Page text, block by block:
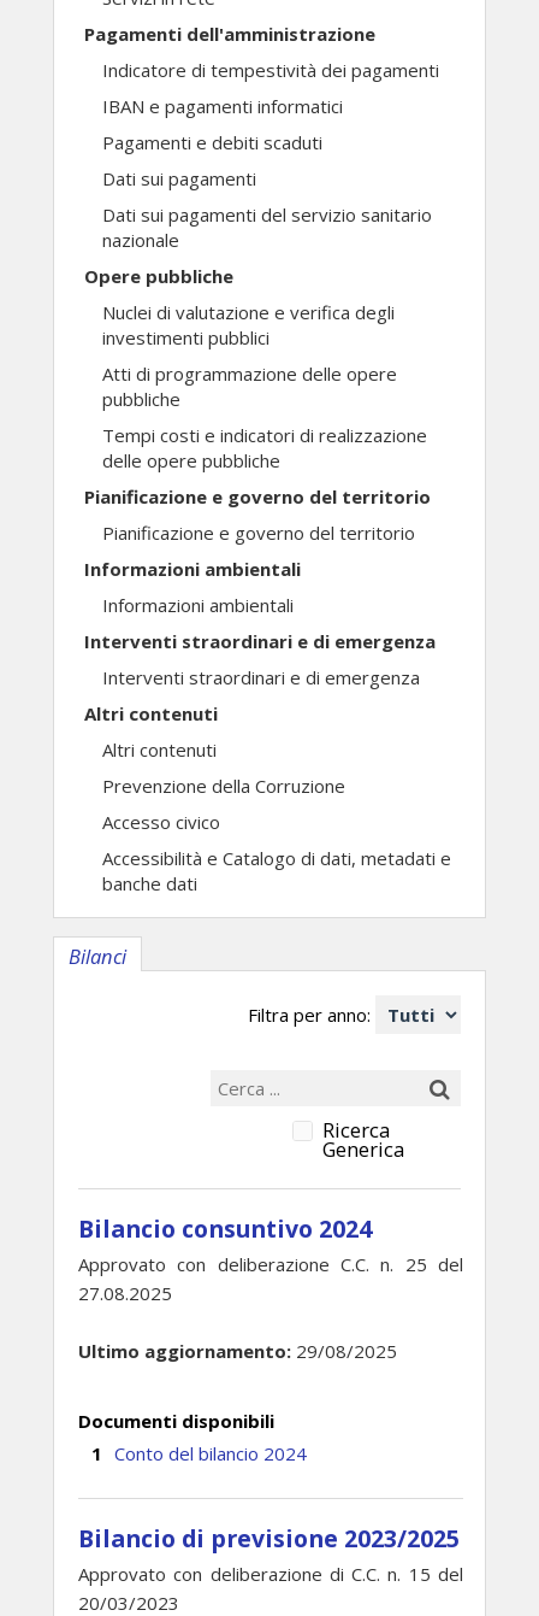
Pagamenti dell'amministrazione
Indicatore di tempestività dei pagamenti
IBAN e pagamenti informatici
Pagamenti e debiti scaduti
Dati sui pagamenti
Dati sui pagamenti del servizio sanitario
nazionale
Opere pubbliche
Nuclei di valutazione e verifica degli
investimenti pubblici
Atti di programmazione delle opere
pubbliche
Tempi costi e indicatori di realizzazione
delle opere pubbliche
Pianificazione e governo del territorio
Pianificazione e governo del territorio
Informazioni ambientali
Informazioni ambientali
Interventi straordinari e di emergenza
Interventi straordinari e di emergenza
Altri contenuti
Altri contenuti
Prevenzione della Corruzione
Accesso civico
Accessibilità e Catalogo di dati, metadati e
banche dati
Bilanci
Filtra per anno:
Ricerca
Generica
Bilancio consuntivo 2024
Approvato con deliberazione C.C. n. 25 del
27.08.2025
Ultimo aggiornamento: 29/08/2025
Documenti disponibili
Conto del bilancio 2024
Bilancio di previsione 2023/2025
Approvato con deliberazione di C.C. n. 15 del
20/03/2023